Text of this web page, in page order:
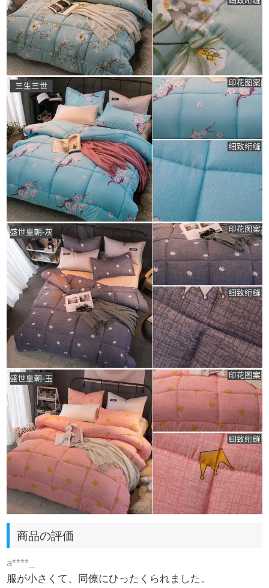
商品の評価
a****_
服が小さくて、同僚にひったくられました。